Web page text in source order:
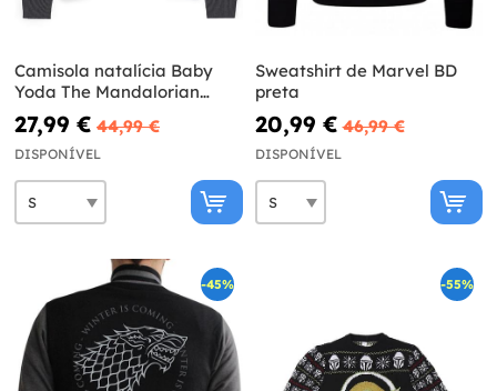
Camisola natalícia Baby
Yoda The Mandalorian
para homem - Star Wars
27,99 € 44,99 €
DISPONÍVEL
Sweatshirt de Marvel BD
preta
20,99 € 46,99 €
DISPONÍVEL
-45% -55%